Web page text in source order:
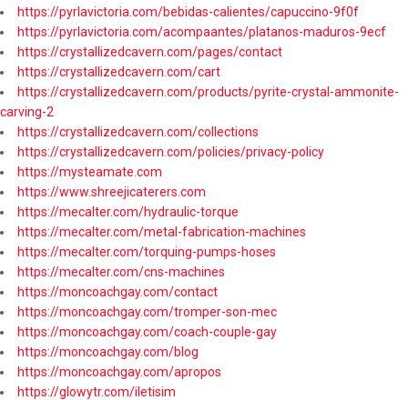
https://pyrlavictoria.com/bebidas-calientes/capuccino-9f0f
https://pyrlavictoria.com/acompaantes/platanos-maduros-9ecf
https://crystallizedcavern.com/pages/contact
https://crystallizedcavern.com/cart
https://crystallizedcavern.com/products/pyrite-crystal-ammonite-
carving-2
https://crystallizedcavern.com/collections
https://crystallizedcavern.com/policies/privacy-policy
https://mysteamate.com
https://www.shreejicaterers.com
https://mecalter.com/hydraulic-torque
https://mecalter.com/metal-fabrication-machines
https://mecalter.com/torquing-pumps-hoses
https://mecalter.com/cns-machines
https://moncoachgay.com/contact
https://moncoachgay.com/tromper-son-mec
https://moncoachgay.com/coach-couple-gay
https://moncoachgay.com/blog
https://moncoachgay.com/apropos
https://glowytr.com/iletisim